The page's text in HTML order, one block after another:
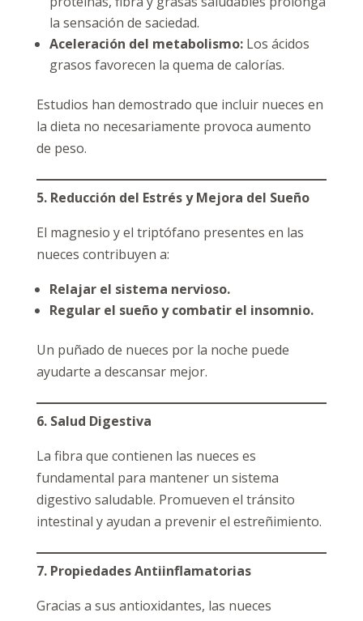
la sensación de saciedad.
Aceleración del metabolismo:Los ácidos
grasos favorecen la quema de calorías.
Estudios han demostrado que incluir nueces en
la dieta no necesariamente provoca aumento
de peso.
5. Reducción del Estrés y Mejora del Sueño
El magnesio y el triptófano presentes en las
nueces contribuyen a:
Relajar el sistema nervioso.
Regular el sueño y combatir el insomnio.
Un puñado de nueces por la noche puede
ayudarte a descansar mejor.
6. Salud Digestiva
La fibra que contienen las nueces es
fundamental para mantener un sistema
digestivo saludable. Promueven el tránsito
intestinal y ayudan a prevenir el estreñimiento.
7. Propiedades Antiinflamatorias
Gracias a sus antioxidantes, las nueces